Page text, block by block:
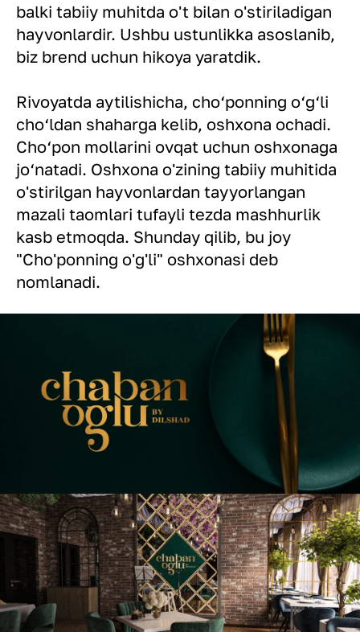
balki tabiiy muhitda o't bilan o'stiriladigan
hayvonlardir. Ushbu ustunlikka asoslanib,
biz brend uchun hikoya yaratdik.
Rivoyatda aytilishicha, cho‘ponning o‘g‘li
cho‘ldan shaharga kelib, oshxona ochadi.
Cho‘pon mollarini ovqat uchun oshxonaga
jo‘natadi. Oshxona o'zining tabiiy muhitida
o'stirilgan hayvonlardan tayyorlangan
mazali taomlari tufayli tezda mashhurlik
kasb etmoqda. Shunday qilib, bu joy
"Cho'ponning o'g'li" oshxonasi deb
nomlanadi.